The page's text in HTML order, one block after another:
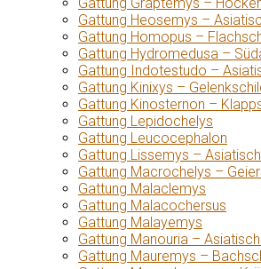
Gattung Heosemys –
Gattung Homopus –
Gattung Hydromedusa –
Gattung Indotestudo –
Gattung Kinixys –
Gattung Kinosternon –
Gattung Lepidochelys
Gattung Leucocephalon
Gattung Lissemys –
Gattung Macrochelys –
Gattung Malaclemys
Gattung Malacochersus
Gattung Malayemys
Gattung Manouria –
Gattung Mauremys –